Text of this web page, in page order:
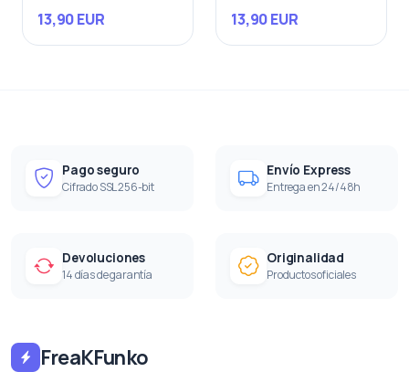
13,90 EUR 13,90 EUR
Pago seguro
Cifrado SSL 256-bit
Envío Express
Entrega en 24/48h
Devoluciones
14 días de garantía
Originalidad
Productos oficiales
FreaKFunko